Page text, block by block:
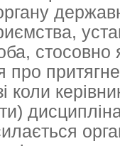
стосовно
коли